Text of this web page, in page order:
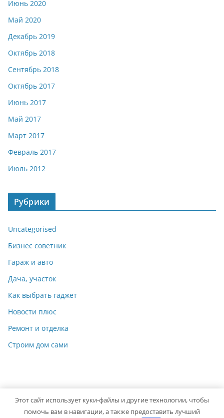
Июнь 2020
Май 2020
Декабрь 2019
Октябрь 2018
Сентябрь 2018
Октябрь 2017
Июнь 2017
Май 2017
Март 2017
Февраль 2017
Июль 2012
Рубрики
Uncategorised
Бизнес советник
Гараж и авто
Дача, участок
Как выбрать гаджет
Новости плюс
Ремонт и отделка
Строим дом сами
Copyright © 2026 Мастер на Все Руки. Powered byColorMag
Этот сайт использует куки-файлы и другие технологии, чтобы
помочь вам в навигации, а также предоставить лучший